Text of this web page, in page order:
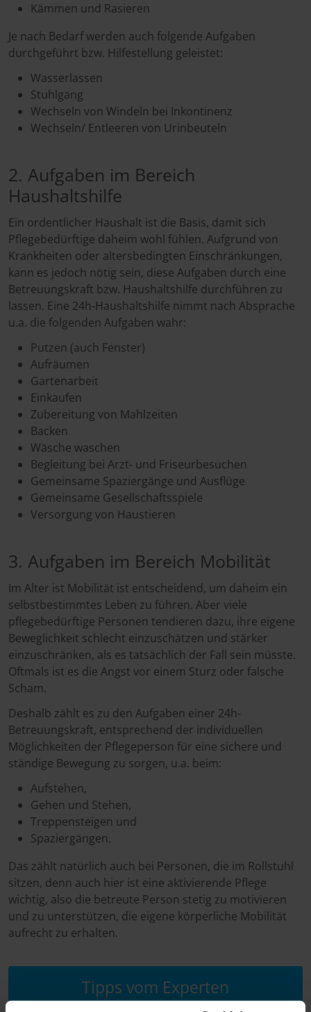
Kämmen und Rasieren
Je nach Bedarf werden auch folgende Aufgaben
durchgeführt bzw. Hilfestellung geleistet:
Wasserlassen
Stuhlgang
Wechseln von Windeln bei Inkontinenz
Wechseln/ Entleeren von Urinbeuteln
2. Aufgaben im Bereich
Haushaltshilfe
Ein ordentlicher Haushalt ist die Basis, damit sich
Pflegebedürftige daheim wohl fühlen. Aufgrund von
Krankheiten oder altersbedingten Einschränkungen,
kann es jedoch nötig sein, diese Aufgaben durch eine
Betreuungskraft bzw. Haushaltshilfe durchführen zu
lassen. Eine 24h-Haushaltshilfe nimmt nach Absprache
u.a. die folgenden Aufgaben wahr:
Putzen (auch Fenster)
Aufräumen
Gartenarbeit
Einkaufen
Zubereitung von Mahlzeiten
Backen
Wäsche waschen
Begleitung bei Arzt- und Friseurbesuchen
Gemeinsame Spaziergänge und Ausflüge
Gemeinsame Gesellschaftsspiele
Versorgung von Haustieren
3. Aufgaben im Bereich Mobilität
Im Alter ist Mobilität ist entscheidend, um daheim ein
selbstbestimmtes Leben zu führen. Aber viele
pflegebedürftige Personen tendieren dazu, ihre eigene
Beweglichkeit schlecht einzuschätzen und stärker
einzuschränken, als es tatsächlich der Fall sein müsste.
Oftmals ist es die Angst vor einem Sturz oder falsche
Scham.
Deshalb zählt es zu den Aufgaben einer 24h-
Betreuungskraft, entsprechend der individuellen
Möglichkeiten der Pflegeperson für eine sichere und
ständige Bewegung zu sorgen, u.a. beim:
Aufstehen,
Gehen und Stehen,
Treppensteigen und
Spaziergängen.
Das zählt natürlich auch bei Personen, die im Rollstuhl
sitzen, denn auch hier ist eine aktivierende Pflege
wichtig, also die betreute Person stetig zu motivieren
und zu unterstützen, die eigene körperliche Mobilität
aufrecht zu erhalten.
Tipps vom Experten